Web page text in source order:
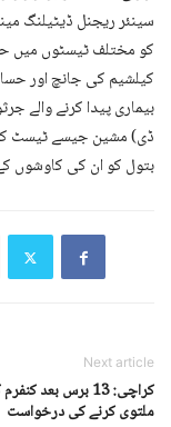
سینئر ریجنل ڈیٹیلنگ
کو مختلف ٹیسٹوں میں
کیلشیم کی جانچ اور
بیماری پیدا کرنے
ڈی) مشین جیسے ٹیسٹ
بتول کو ان کی کاوشوں
Next article
کراچی: 13 برس بعد
ملتوی کرنے کی درخواست